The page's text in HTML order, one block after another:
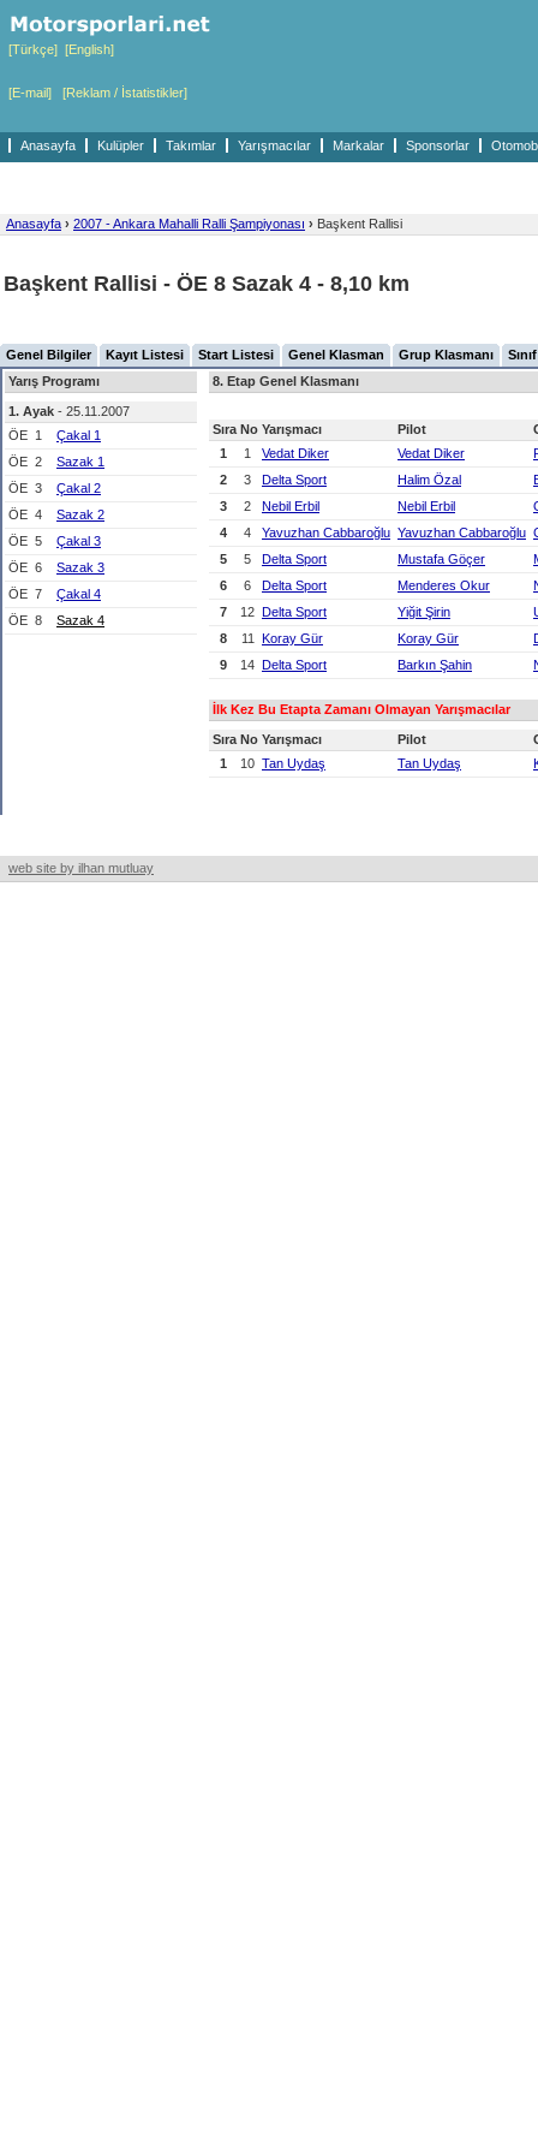
[Türkçe] [English]
[E-mail] [Reklam / İstatistikler]
Anasayfa Kulüpler Takımlar Yarışmacılar Markalar Sponsorlar
Anasayfa › 2007 - Ankara Mahalli Ralli Şampiyonası › Başkent Rallisi
Başkent Rallisi - ÖE 8 Sazak 4 - 8,10 km
Genel Bilgiler Kayıt Listesi Start Listesi Genel Klasman Grup Klasmanı
Yarış Programı
1. Ayak - 25.11.2007
ÖE 1
Çakal 1
ÖE 2
Sazak 1
ÖE 3
Çakal 2
ÖE 4
Sazak 2
ÖE 5
Çakal 3
ÖE 6
Sazak 3
ÖE 7
Çakal 4
ÖE 8 Sazak 4
8. Etap Genel Klasmanı
Sıra No Yarışmacı Pilot
1
1 Vedat Diker Vedat Diker
2
3 Delta Sport Halim Özal
3
2 Nebil Erbil Nebil Erbil
4
4 Yavuzhan Cabbaroğlu Yavuzhan Cabbaroğlu
5
5 Delta Sport Mustafa Göçer
6
6 Delta Sport Menderes Okur
7
12 Delta Sport Yiğit Şirin
8
11 Koray Gür Koray Gür
9
14 Delta Sport Barkın Şahin
İlk Kez Bu Etapta Zamanı Olmayan Yarışmacılar
Sıra No Yarışmacı Pilot
1
10 Tan Uydaş Tan Uydaş
web site by ilhan mutluay